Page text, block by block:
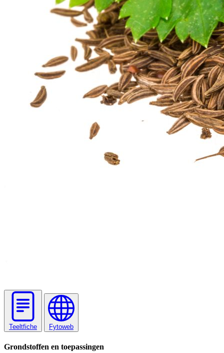
Teeltfiche Fytoweb
Grondstoffen en toepassingen